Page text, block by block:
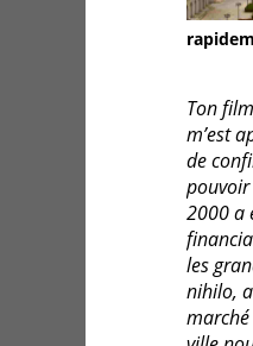
Ton
m’est
de
pouvoir
2000 a
les
nihilo,